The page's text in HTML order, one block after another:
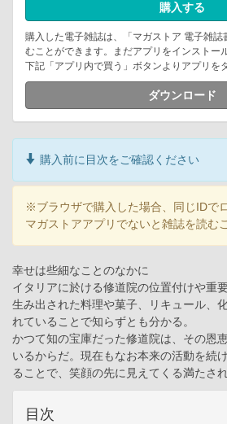
購入する
購入した電子雑誌は、「マガストア 電子雑
むことができます。まだアプリをインストー
下記「アプリ内で買う」ボタンよりアプリを
ダウンロード
購入前に目次をご確認ください
※ブラウザで購入した場合、同じIDで
マガストアアプリでないと雑誌を読む
幸せは些細なことのなかに
イタリアに於ける修道院の位置付けや重
生み出された料理や菓子、リキュール、
れていることで知らずとも分かる。
かつて知の宝庫だった修道院は、その恩
いるからだ。現在もなお本来の活動を続
ることで、笑顔の先に見えてくる満たさ
目次